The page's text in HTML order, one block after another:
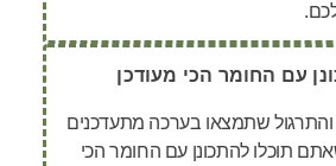
עם החומר הכי מעודכן
שתמצאו בערכה מתעדכנים
תוכלו להתכונן עם החומר הכי